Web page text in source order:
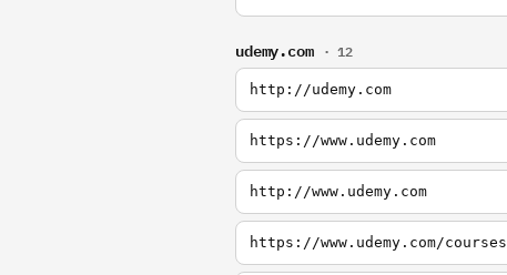
udemy.com · 12
http://udemy.com
https://www.udemy.com
http://www.udemy.com
https://www.udemy.com/courses